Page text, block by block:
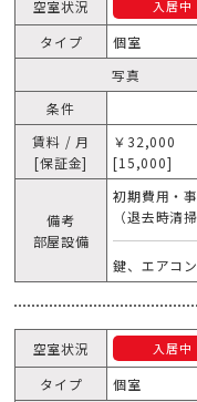
空室状況 入居中
タイプ
個室
写真
条件
賃料 / 月
[保証金]
￥32,000
[15,000]
備考
部屋設備
初期費用・
（退去時清
鍵、エアコ
空室状況 入居中
タイプ
個室